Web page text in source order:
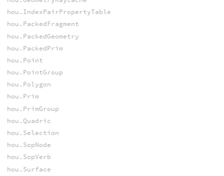
hou.IndexPairPropertyTable
hou.PackedFragment
hou.PackedGeometry
hou.PackedPrim
hou.Point
hou.PointGroup
hou.Polygon
hou.Prim
hou.PrimGroup
hou.Quadric
hou.Selection
hou.SopNode
hou.SopVerb
hou.Surface